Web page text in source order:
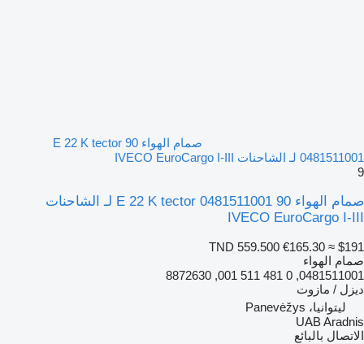
صمام الهواء 90 E 22 K tector
0481511001 لـ الشاحنات IVECO EuroCargo I-III
9
صمام الهواء 90 E 22 K tector 0481511001 لـ الشاحنات
IVECO EuroCargo I-III
TND 559.500 €165.30 ≈ $191
صمام الهواء
0481511001, 0 481 511 001, 8872630
ديزل / مازوت
ليتوانيا، Panevėžys
UAB Aradnis
الاتصال بالبائع